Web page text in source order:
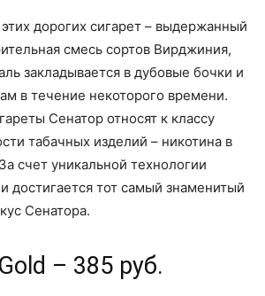
дорогих сигарет – выдержанный
смесь сортов Вирджиния,
закладывается в дубовые бочки и
в течение некоторого времени.
Сенатор относят к классу
табачных изделий – никотина в
счет уникальной технологии
и достигается тот самый знаменитый
Сенатора.
– 385 руб.